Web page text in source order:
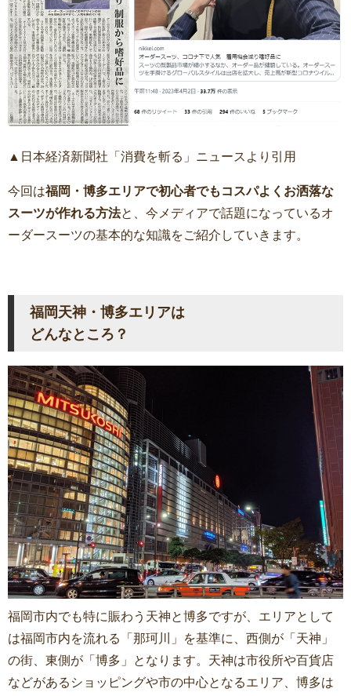
▲日本経済新聞社「消費を斬る」ニュースより引用
今回は福岡・博多エリアで初心者でもコスパよくお洒落な
スーツが作れる方法と、今メディアで話題になっているオ
ーダースーツの基本的な知識をご紹介していきます。
福岡天神・博多エリアは
どんなところ？
福岡市内でも特に賑わう天神と博多ですが、エリアとして
は福岡市内を流れる「那珂川」を基準に、西側が「天神」
の街、東側が「博多」となります。天神は市役所や百貨店
などがあるショッピングや市の中心となるエリア、博多は